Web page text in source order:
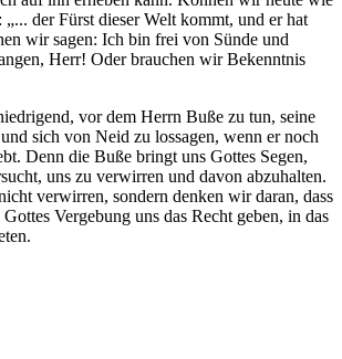
„... der Fürst dieser Welt kommt, und er hat
wir sagen: Ich bin frei von Sünde und
Herr! Oder brauchen wir Bekenntnis
vor dem Herrn Buße zu tun, seine
sich von Neid zu lossagen, wenn er noch
Denn die Buße bringt uns Gottes Segen,
uns zu verwirren und davon abzuhalten.
verwirren, sondern denken wir daran, dass
Vergebung uns das Recht geben, in das